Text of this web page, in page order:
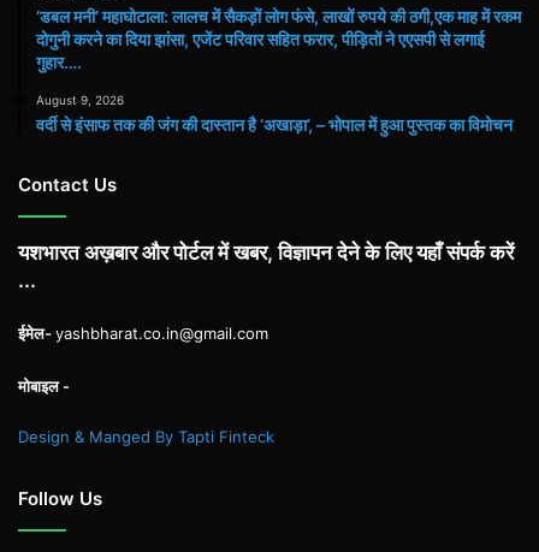
​’डबल मनी’ महाघोटाला: लालच में सैकड़ों लोग फंसे, लाखों रुपये की ठगी,एक माह में रकम
दोगुनी करने का दिया झांसा, एजेंट परिवार सहित फरार, पीड़ितों ने एएसपी से लगाई
गुहार….
August 9, 2026
वर्दी से इंसाफ तक की जंग की दास्तान है ‘अखाड़ा’, – भोपाल में हुआ पुस्तक का विमोचन
Contact Us
यशभारत अख़बार और पोर्टल में खबर, विज्ञापन देने के लिए यहाँ संपर्क करें
...
ईमेल-yashbharat.co.in@gmail.com
मोबाइल -
Design & Manged By Tapti Finteck
Follow Us